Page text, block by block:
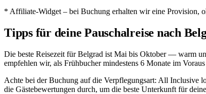
* Affiliate-Widget – bei Buchung erhalten wir eine Provision,
Tipps für deine Pauschalreise nach
Die beste Reisezeit für Belgrad ist Mai bis Oktober — warm
empfehlen wir, als Frühbucher mindestens 6 Monate im
Achte bei der Buchung auf die Verpflegungsart: All Inclusive
die Gästebewertungen durch, um die beste Unterkunft für